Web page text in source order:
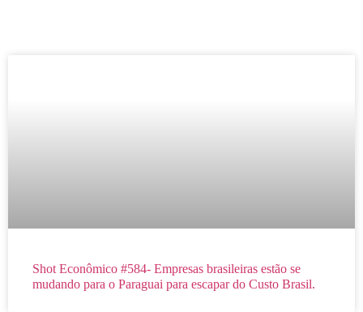
Shot Econômico #584- Empresas brasileiras estão se
mudando para o Paraguai para escapar do Custo Brasil.